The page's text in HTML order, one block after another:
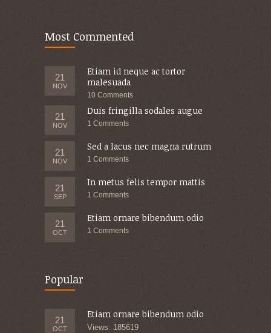
Most Commented
21
NOV
Etiam id neque ac tortor
malesuada
10 Comments
21
NOV
Duis fringilla sodales augue
1 Comments
21
NOV
Sed a lacus nec magna rutrum
1 Comments
21
SEP
In metus felis tempor mattis
1 Comments
21
OCT
Etiam ornare bibendum odio
1 Comments
Popular
21
OCT
Etiam ornare bibendum odio
Views: 185619